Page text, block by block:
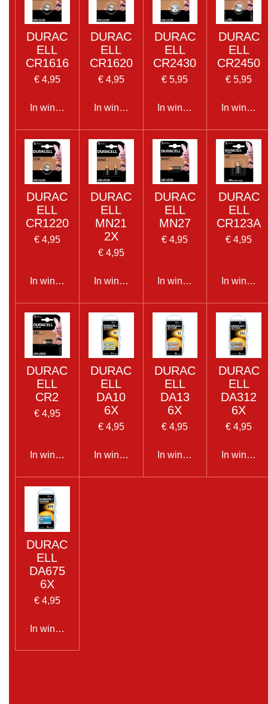
DURAC
ELL
CR1616
€ 4,95
In winkelwagen
DURAC
ELL
CR1620
€ 4,95
In winkelwagen
DURAC
ELL
CR2430
€ 5,95
In winkelwagen
DURAC
ELL
CR2450
€ 5,95
In
DURAC
ELL
CR1220
€ 4,95
In winkelwagen
DURAC
ELL
MN21
2X
€ 4,95
In winkelwagen
DURAC
ELL
MN27
€ 4,95
In winkelwagen
DURAC
ELL
CR123A
€ 4,95
In
DURAC
ELL
CR2
€ 4,95
In winkelwagen
DURAC
ELL
DA10
6X
€ 4,95
In winkelwagen
DURAC
ELL
DA13
6X
€ 4,95
In winkelwagen
DURAC
ELL
DA312
6X
€ 4,95
In
DURAC
ELL
DA675
6X
€ 4,95
In winkelwagen